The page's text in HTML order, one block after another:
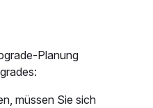
Planung
müssen Sie sich